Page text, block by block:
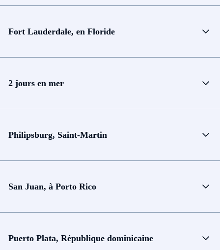
Fort Lauderdale, en Floride
2 jours en mer
Philipsburg, Saint-Martin
San Juan, à Porto Rico
Puerto Plata, République dominicaine